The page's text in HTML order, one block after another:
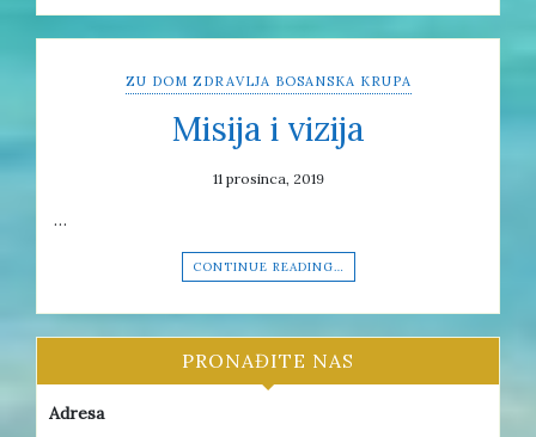
ZU DOM ZDRAVLJA BOSANSKA KRUPA
Misija i vizija
11 prosinca, 2019
…
CONTINUE READING…
PRONAĐITE NAS
Adresa